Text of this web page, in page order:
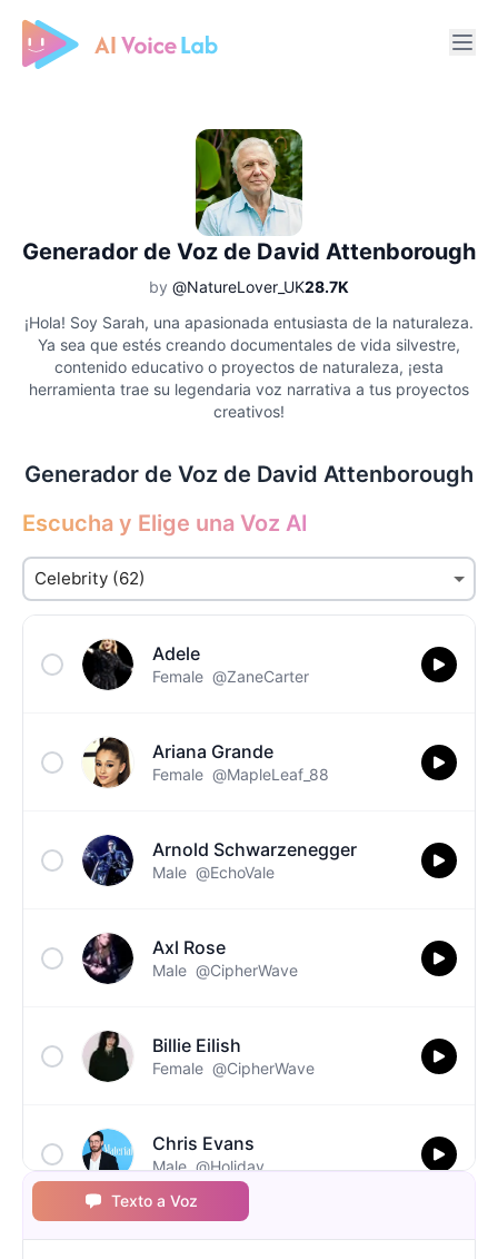
Free AI Cover & AI Voice Over
Generador de Voz de David Attenborough
by @NatureLover_UK28.7K
¡Hola! Soy Sarah, una apasionada entusiasta de la naturaleza.
Ya sea que estés creando documentales de vida silvestre,
contenido educativo o proyectos de naturaleza, ¡esta
herramienta trae su legendaria voz narrativa a tus proyectos
creativos!
Generador de Voz de David Attenborough
Escucha y Elige una Voz AI
Adele
Female @ZaneCarter
Ariana Grande
Female @MapleLeaf_88
Arnold Schwarzenegger
Male @EchoVale
Axl Rose
Male @CipherWave
Billie Eilish
Female @CipherWave
Chris Evans
Male @Holiday
Christopher Walken
Texto a Voz